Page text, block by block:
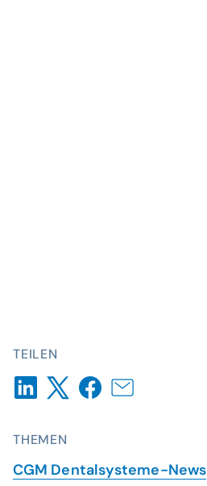
TEILEN
THEMEN
CGM Dentalsysteme-News